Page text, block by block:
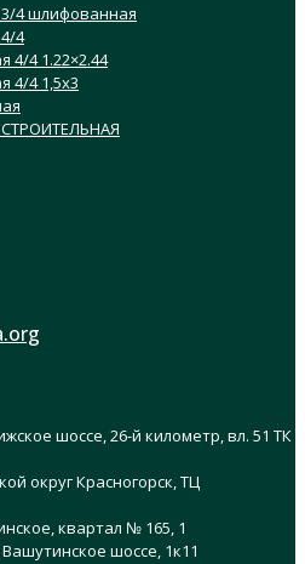
4 шлифованная
4
4 1.22×2.44
4/4 1,5х3
шоссе, 26-й километр, вл. 51 ТК
округ Красногорск, ТЦ
квартал № 165, 1
шоссе, 1к11